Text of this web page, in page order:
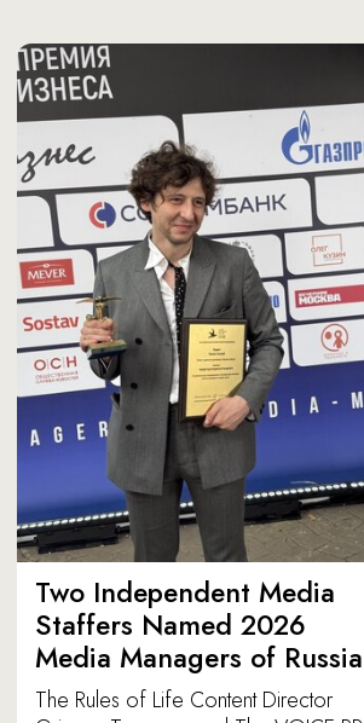
Two Independent Media
Staffers Named 2026
Media Managers of Russia
The Rules of Life Content Director